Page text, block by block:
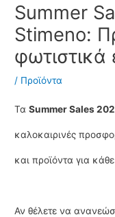
Summer
Stimeno:
/ Προϊόντα
ΤαSummer Sales
καλοκαιρινές
και προϊόντα για
Αν θέλετε να